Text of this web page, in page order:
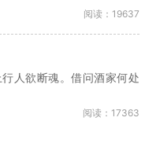
阅读：19637
人欲断魂。借问酒家何处
阅读：17363